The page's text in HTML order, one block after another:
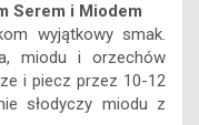
Serem i Miodem
wyjątkowy smak.
miodu i orzechów
i piecz przez 10-12
słodyczy miodu z